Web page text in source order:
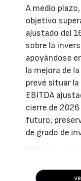
A medio
objetivo
ajustado del
sobre la
apoyándose
la mejora de
prevé situar
EBITDA
cierre de
futuro,
de grado de